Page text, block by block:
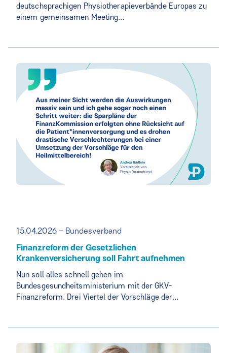
deutschsprachigen Physiotherapieverbände Europas zu
einem gemeinsamen Meeting…
15.04.2026 – Bundesverband
Finanzreform der Gesetzlichen
Krankenversicherung soll Fahrt aufnehmen
Nun soll alles schnell gehen im
Bundesgesundheitsministerium mit der GKV-
Finanzreform. Drei Viertel der Vorschläge der…